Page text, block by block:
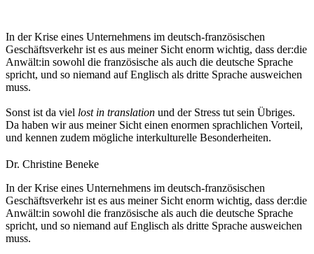
In der Krise eines Unternehmens im deutsch-französischen
Geschäftsverkehr ist es aus meiner Sicht enorm wichtig, dass der:die
Anwält:in sowohl die französische als auch die deutsche Sprache
spricht, und so niemand auf Englisch als dritte Sprache ausweichen
muss.
Sonst ist da viel lost in translation und der Stress tut sein Übriges.
Da haben wir aus meiner Sicht einen enormen sprachlichen Vorteil,
und kennen zudem mögliche interkulturelle Besonderheiten.
Dr. Christine Beneke
In der Krise eines Unternehmens im deutsch-französischen
Geschäftsverkehr ist es aus meiner Sicht enorm wichtig, dass der:die
Anwält:in sowohl die französische als auch die deutsche Sprache
spricht, und so niemand auf Englisch als dritte Sprache ausweichen
muss.